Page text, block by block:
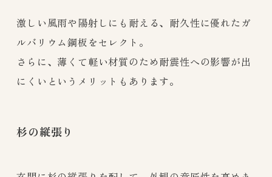
激しい風雨や陽射しにも耐える、耐久性に優れたガ
ルバリウム鋼板をセレクト。
さらに、薄くて軽い材質のため耐震性への影響が出
にくいというメリットもあります。
杉の縦張り